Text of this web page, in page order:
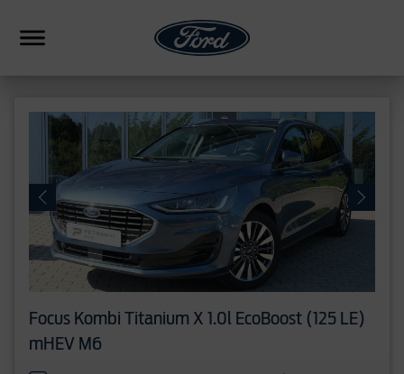
SUV
Focus Kombi Titanium X 1.0l EcoBoost (125 LE)
mHEV M6